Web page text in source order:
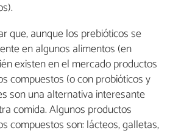
que, aunque los prebióticos se
en algunos alimentos (en
existenen el mercado productos
compuestos (o con probióticos y
son una alternativa interesante
comida. Algunos productos
compuestos son: lácteos, galletas,